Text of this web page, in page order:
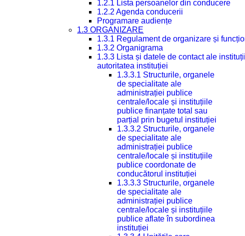
1.2.1 Lista persoanelor din conducere
1.2.2 Agenda conducerii
Programare audiențe
1.3 ORGANIZARE
1.3.1 Regulament de organizare și
1.3.2 Organigrama
1.3.3 Lista și datele de contact ale
autoritatea instituției
1.3.3.1 Structurile, organele
de specialitate ale
administrației publice
centrale/locale și instituțiile
publice finanțate total sau
parțial prin bugetul instituției
1.3.3.2 Structurile, organele
de specialitate ale
administrației publice
centrale/locale și instituțiile
publice coordonate de
conducătorul instituției
1.3.3.3 Structurile, organele
de specialitate ale
administrației publice
centrale/locale și instituțiile
publice aflate în subordinea
instituției